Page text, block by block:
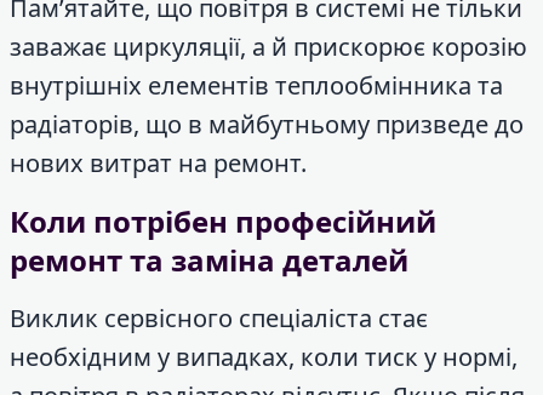
Пам’ятайте, що повітря в системі не тільки
заважає циркуляції, а й прискорює корозію
внутрішніх елементів теплообмінника та
радіаторів, що в майбутньому призведе до
нових витрат на ремонт.
Коли потрібен професійний
ремонт та заміна деталей
Виклик сервісного спеціаліста стає
необхідним у випадках, коли тиск у нормі,